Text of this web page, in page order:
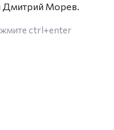
Дмитрий Морев.
ctrl+enter